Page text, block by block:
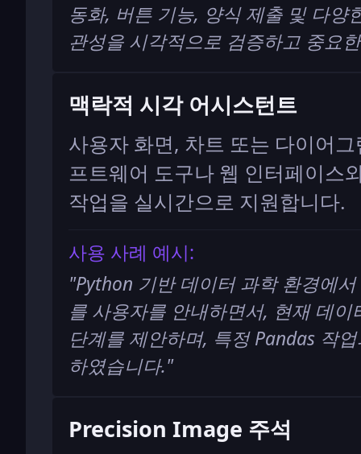
동화, 버튼 기능, 양식 제출 및 다양
관성을 시각적으로 검증하고 중요
맥락적 시각 어시스턴트
사용자 화면, 차트 또는 다이어
프트웨어 도구나 웹 인터페이스
작업을 실시간으로 지원합니다.
사용 사례 예시:
"Python 기반 데이터 과학 환경에
를 사용자를 안내하면서, 현재 데
단계를 제안하며, 특정 Pandas 작
하였습니다."
Precision Image 주석